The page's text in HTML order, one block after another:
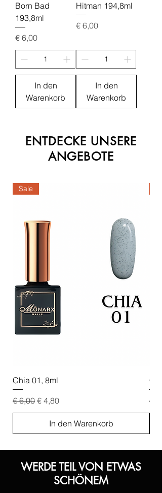
Born Bad
193,8ml
Preis
€ 6,00
In den
Warenkorb
Hitman 194,8ml
Preis
€ 6,00
In den
Warenkorb
ENTDECKE UNSERE
ANGEBOTE
Sale
Chia 01, 8ml
Standardpreis
€ 6,00 Sale-Preis
€ 4,80
In den Warenkorb
€
WERDE TEIL VON ETWAS
SCHÖNEM